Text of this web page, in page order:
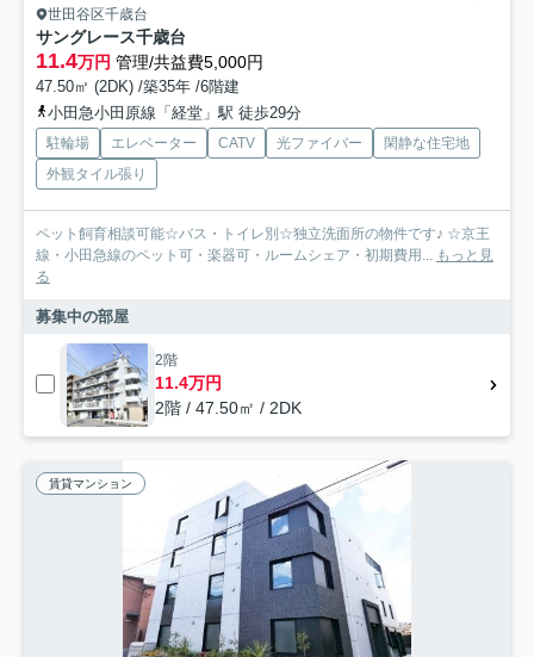
世田谷区千歳台
サングレース千歳台
11.4万円 管理/共益費5,000円
47.50㎡ (2DK) /築35年 /6階建
小田急小田原線「経堂」駅 徒歩29分
駐輪場 エレベーター CATV 光ファイバー
閑静な住宅地
外観タイル張り
ペット飼育相談可能☆バス・トイレ別☆独立洗面所の物件です♪ ☆京王
線・小田急線のペット可・楽器可・ルームシェア・初期費用...
もっと見
る
募集中の部屋
2階
11.4万円
2階 / 47.50㎡ / 2DK
賃貸マンション